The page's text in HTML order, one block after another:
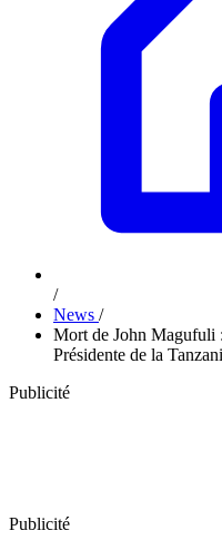
/
News /
Mort de John Magufuli
Présidente de la
Publicité
Publicité